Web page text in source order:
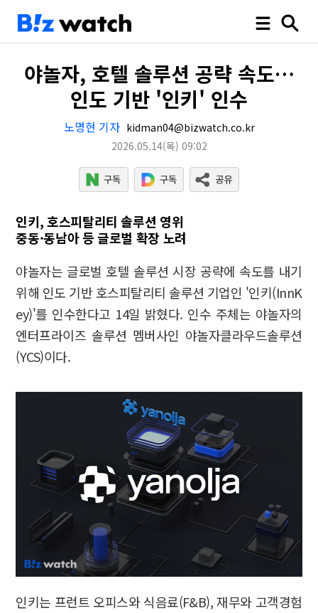
야놀자, 호텔 솔루션 공략 속도…
인도 기반 '인키' 인수
노명현 기자 kidman04@bizwatch.co.kr
2026.05.14(목) 09:02
인키, 호스피탈리티 솔루션 영위
중동·동남아 등 글로벌 확장 노려
야놀자는 글로벌 호텔 솔루션 시장 공략에 속도를 내기
위해 인도 기반 호스피탈리티 솔루션 기업인 '인키(InnK
ey)'를 인수한다고 14일 밝혔다. 인수 주체는 야놀자의
엔터프라이즈 솔루션 멤버사인 야놀자클라우드솔루션
(YCS)이다.
인키는 프런트 오피스와 식음료(F&B), 재무와 고객경험